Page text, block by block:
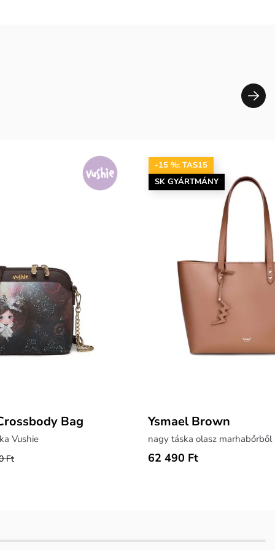
Bag
Vushie
Ft
-15 %: TAS15
SK GYÁRTMÁNY
Ysmael Brown
nagy táska olasz marhabőrből
62 490 Ft